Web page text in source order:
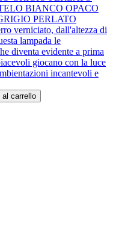
BIANCO OPACO
PERLATO
verniciato, dall'altezza di
lampada le
diventa evidente a prima
giocano con la luce
incantevoli e
al carrello